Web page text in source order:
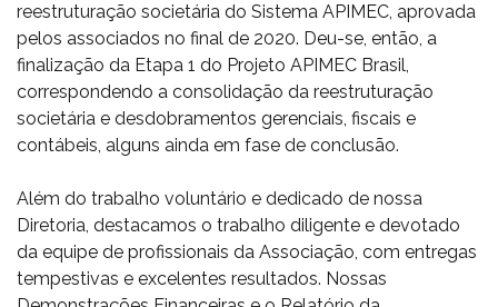
reestruturação societária do Sistema APIMEC, aprovada
pelos associados no final de 2020. Deu-se, então, a
finalização da Etapa 1 do Projeto APIMEC Brasil,
correspondendo a consolidação da reestruturação
societária e desdobramentos gerenciais, fiscais e
contábeis, alguns ainda em fase de conclusão.
Além do trabalho voluntário e dedicado de nossa
Diretoria, destacamos o trabalho diligente e devotado
da equipe de profissionais da Associação, com entregas
tempestivas e excelentes resultados. Nossas